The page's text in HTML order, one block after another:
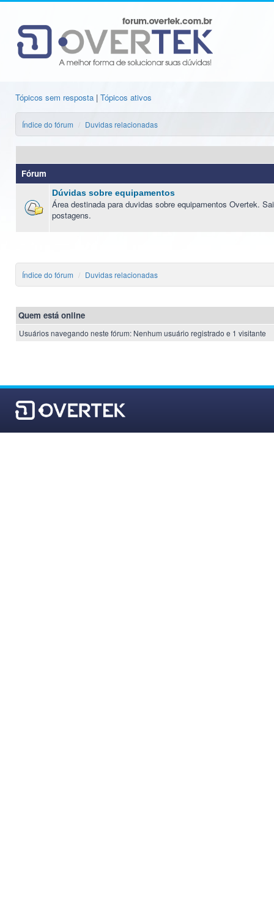
Tópicos sem resposta | Tópicos ativos
Índice do fórum Duvidas relacionadas
Fórum
Dúvidas sobre equipamentos
Área destinada para duvidas sobre equipamentos Overtek.
postagens.
Índice do fórum Duvidas relacionadas
Quem está online
Usuários navegando neste fórum: Nenhum usuário registrado e 1 visitante